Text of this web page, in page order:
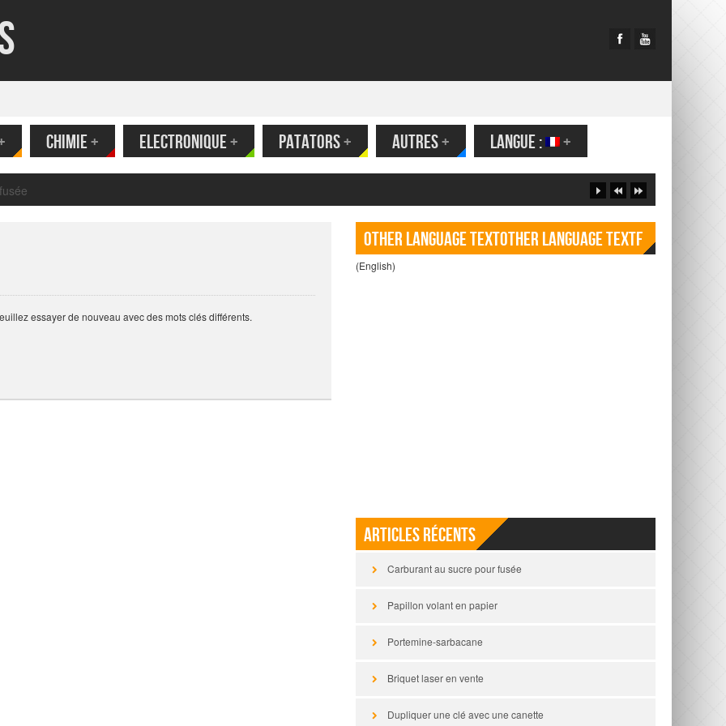
CHIMIE+ ELECTRONIQUE+ PATATORS+ AUTRES+ LANGUE : +
essayer de nouveau avec des mots clés différents.
Other language TextOther language Textf
(English)
Articles récents
Carburant au sucre pour fusée
Papillon volant en papier
Portemine-sarbacane
Briquet laser en vente
Dupliquer une clé avec une canette